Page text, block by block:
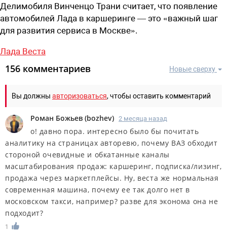
Делимобиля Винченцо Трани считает, что появление
автомобилей Лада в каршеринге — это «важный шаг
для развития сервиса в Москве».
Лада Веста
Новые сверху
156 комментариев
Вы должны авторизоваться, чтобы оставить комментарий
Роман Божьев (bozhev) 2 месяца назад
о! давно пора. интересно было бы почитать
аналитику на страницах авторевю, почему ВАЗ обходит
стороной очевидные и обкатанные каналы
масштабирования продаж: каршеринг, подписка/лизинг,
продажа через маркетплейсы. Ну, веста же нормальная
современная машина, почему ее так долго нет в
московском такси, например? разве для эконома она не
подходит?
1